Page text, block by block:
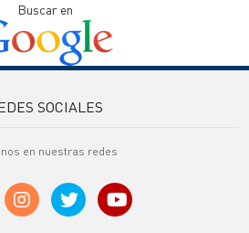
Buscar en
SOCIALES
en nuestras redes